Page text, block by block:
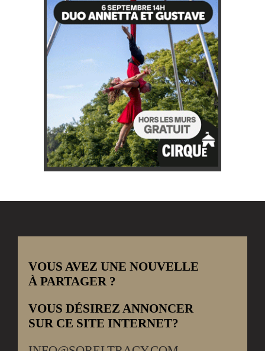
VOUS AVEZ UNE NOUVELLE
À PARTAGER ?
VOUS DÉSIREZ ANNONCER
SUR CE SITE INTERNET?